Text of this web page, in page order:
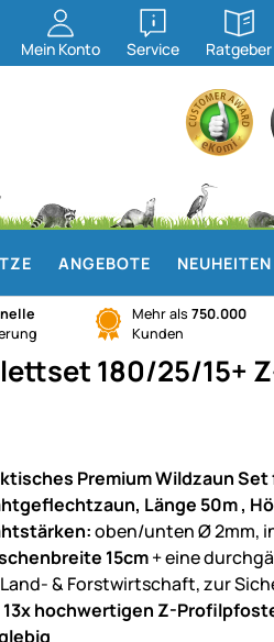
Mein Konto Service
öffnen
Ratgeber
ANGEBOTE NEUHEITEN
Mehr als 750.000
Kunden
180/25/15+
Premium Wildzaun
Länge 50m ,
oben/unten Ø 2mm,
15cm+ eine
& Forstwirtschaft, zur
13x hochwertigen Z-